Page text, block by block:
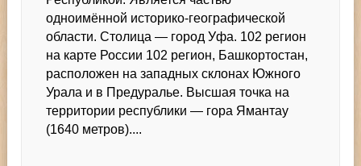
одноимённой историко-географической
области. Столица — город Уфа. 102 регион
на карте России 102 регион, Башкортостан,
расположен на западных склонах Южного
Урала и в Предуралье. Высшая точка на
территории республики — гора Ямантау
(1640 метров)....